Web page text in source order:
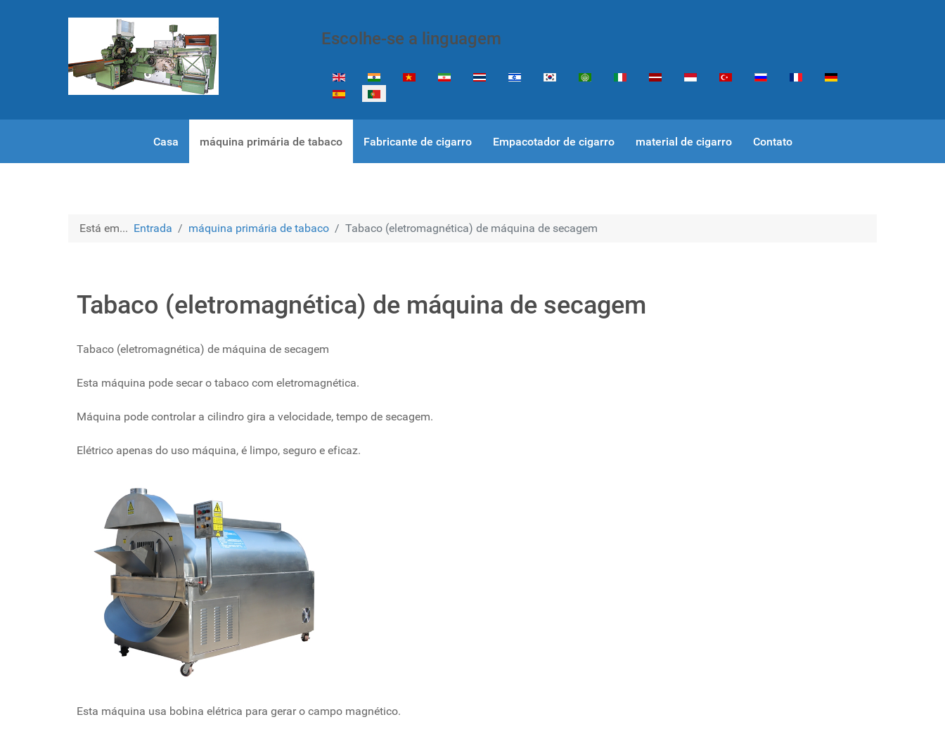
Escolhe-se a linguagem
Escolha o seu idioma
Casa máquina primária de tabaco Fabricante de cigarro Empacotador de cigarro material de cigarro Contato
Está em... Entrada máquina primária de tabaco Tabaco (eletromagnética) de máquina de secagem
Tabaco (eletromagnética) de máquina de secagem
Tabaco (eletromagnética) de máquina de secagem
Esta máquina pode secar o tabaco com eletromagnética.
Máquina pode controlar a cilindro gira a velocidade, tempo de secagem.
Elétrico apenas do uso máquina, é limpo, seguro e eficaz.
Esta máquina usa bobina elétrica para gerar o campo magnético.